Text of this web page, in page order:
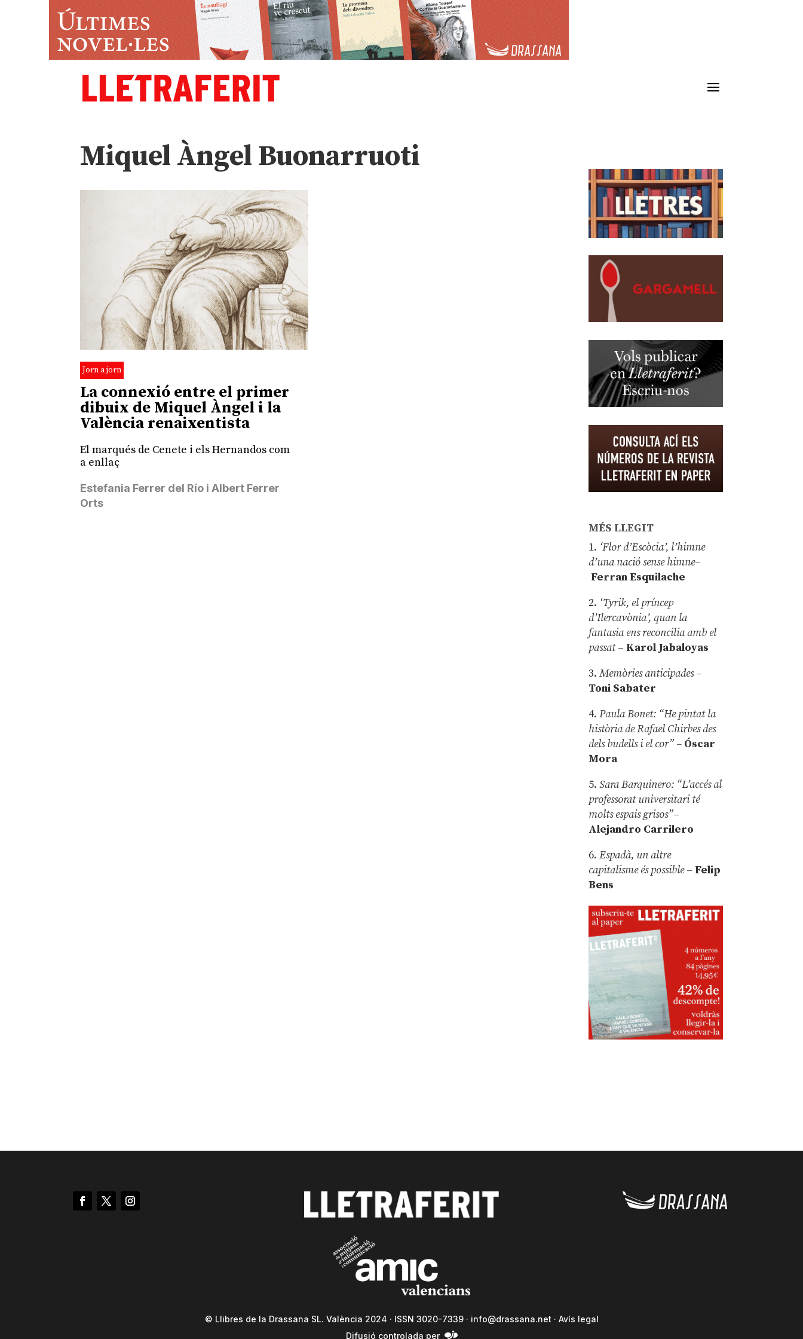
Miquel Àngel Buonarruoti
Jorn a jorn
La connexió entre el primer
dibuix de Miquel Àngel i la
València renaixentista
El marqués de Cenete i els Hernandos com
a enllaç
Estefania Ferrer del Río i Albert Ferrer
Orts
MÉS LLEGIT
1. ‘Flor d’Escòcia’, l’himne
d’una nació sense himne–
Ferran Esquilache
2. ‘Tyrik, el príncep
d’Ilercavònia’, quan la
fantasia ens reconcilia amb el
passat– Karol Jabaloyas
3.Memòries anticipades–
Toni Sabater
4.Paula Bonet: “He pintat la
història de Rafael Chirbes des
dels budells i el cor” – Óscar
Mora
5.Sara Barquinero: “L’accés al
professorat universitari té
molts espais grisos”–
Alejandro Carrilero
6.Espadà, un altre
capitalisme és possible – Felip
Bens
© Llibres de la Drassana SL. València 2024 · ISSN 3020-7339 · info@drassana.net · Avís legal
Difusió controlada per